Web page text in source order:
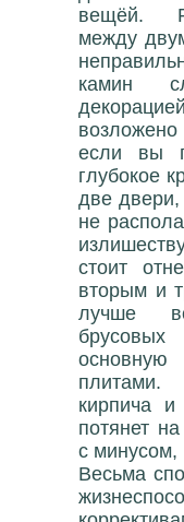
вещёй.
между
камин
если вы
глубокое
две двери,
не
стоит
вторым и
лучше
брусовых
основную
кирпича
потянет
с минусом,
Весьма